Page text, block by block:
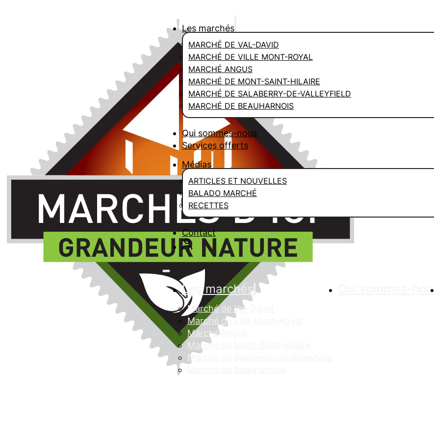
Les marchés
MARCHÉ DE VAL-DAVID
MARCHÉ DE VILLE MONT-ROYAL
MARCHÉ ANGUS
MARCHÉ DE MONT-SAINT-HILAIRE
MARCHÉ DE SALABERRY-DE-VALLEYFIELD
MARCHÉ DE BEAUHARNOIS
Qui sommes-nous
Services offerts
Médias
ARTICLES ET NOUVELLES
BALADO MARCHÉ
RECETTES
Contact
Les marchés
Marché de Val-David
Marché de Ville Mont-Royal
Marché Angus
Marché de Mont-Saint-Hilaire
Marché de Salaberry-de-Valleyfield
Qui sommes-nous